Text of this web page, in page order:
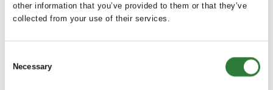
other information that you’ve provided to them or that they’ve
collected from your use of their services.
Selection
Necessary